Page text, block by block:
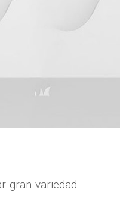
gran variedad